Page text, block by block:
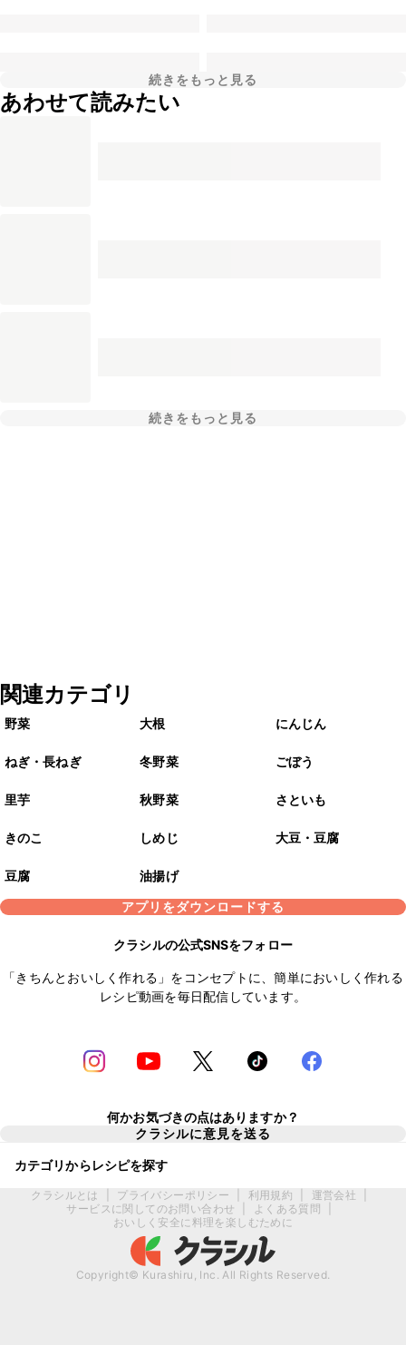
続きをもっと見る
あわせて読みたい
続きをもっと見る
関連カテゴリ
野菜 大根 にんじん
ねぎ・長ねぎ 冬野菜 ごぼう
里芋 秋野菜 さといも
きのこ しめじ 大豆・豆腐
豆腐
油揚げ
アプリをダウンロードする
クラシルの公式SNSをフォロー
「きちんとおいしく作れる」をコンセプトに、簡単においしく作れる
レシピ動画を毎日配信しています。
何かお気づきの点はありますか？
クラシルに意見を送る
カテゴリからレシピを探す
クラシルとは プライバシーポリシー 利用規約 運営会社
サービスに関してのお問い合わせ
よくある質問
おいしく安全に料理を楽しむために
Copyright© Kurashiru, Inc. All Rights Reserved.